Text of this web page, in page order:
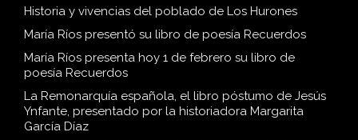
Historia y vivencias del poblado de Los Hurones
María Ríos presentó su libro de poesía Recuerdos
María Ríos presenta hoy 1 de febrero su libro de
poesía Recuerdos
La Remonarquía española, el libro póstumo de Jesús
Ynfante, presentado por la historiadora Margarita
García Díaz